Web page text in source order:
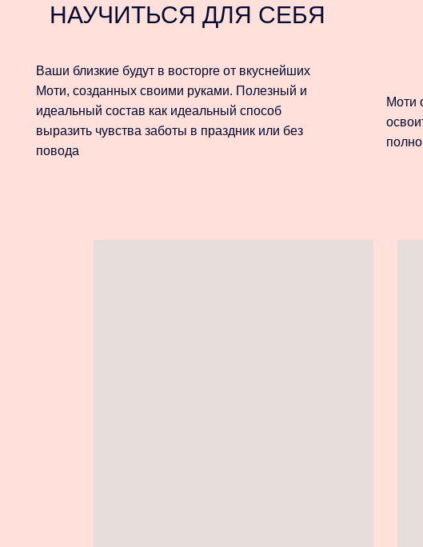
НАУЧИТЬСЯ ДЛЯ СЕБЯ
Ваши близкие будут в восторrе от вкуснейших
Моти, созданных своими руками. Полезный и
идеальный состав как идеальный способ
выразить чувства заботы в праздник или без
повода
Моти